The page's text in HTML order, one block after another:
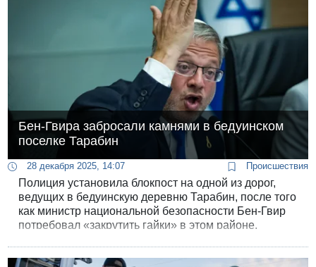
Бен-Гвира забросали камнями в бедуинском
поселке Тарабин
28 декабря 2025, 14:07 Происшествия
Полиция установила блокпост на одной из дорог,
ведущих в бедуинскую деревню Тарабин, после того
как министр национальной безопасности Бен-Гвир
потребовал «закрутить гайки» в этом районе.